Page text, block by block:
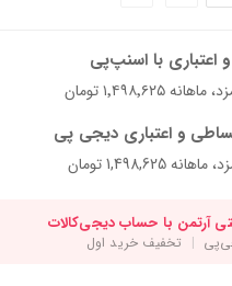
با اسنپ‌پی
و اعتباری دیجی پی